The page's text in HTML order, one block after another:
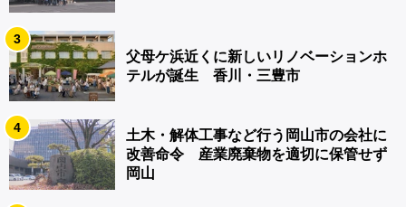
3
父母ケ浜近くに新しいリノベーションホ
テルが誕生 香川・三豊市
4
土木・解体工事など行う岡山市の会社に
改善命令 産業廃棄物を適切に保管せず
岡山